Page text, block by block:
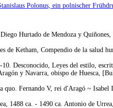
Polonus, ein polnischer
Hurtado de Mendoza y
de Ketham, Compendio de la salud
Desconocido, Leyes del estilo,
y Navarra, obispo de Huesca,
Fernando V, rei d'Aragó ~
1488 ca. - 1490 ca. Antonio de